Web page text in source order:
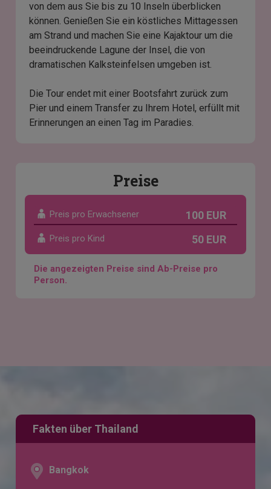
von dem aus Sie bis zu 10 Inseln überblicken
können. Genießen Sie ein köstliches Mittagessen
am Strand und machen Sie eine Kajaktour um die
beeindruckende Lagune der Insel, die von
dramatischen Kalksteinfelsen umgeben ist.
Die Tour endet mit einer Bootsfahrt zurück zum
Pier und einem Transfer zu Ihrem Hotel, erfüllt mit
Erinnerungen an einen Tag im Paradies.
Preise
Preis pro Erwachsener 100 EUR
Preis pro Kind 50 EUR
Die angezeigten Preise sind Ab-Preise pro
Person.
Fakten über Thailand
Bangkok